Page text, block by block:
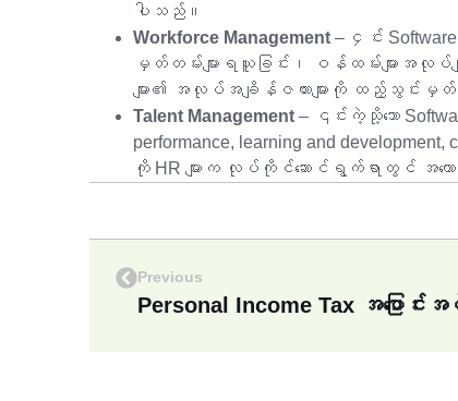
ပါသည်။
Workforce Management – ၄င်း
မှတ်တမ်းများရယူခြင်း၊ ဝန်ထမ်းများအလု
များ၏ အလုပ်အချိန်ဇယားများကို ထည့်သွင်းမှတ်
Talent Management – ၎င်းကဲ့သို့သော
performance, learning and
ကို HR များက လုပ်ကိုင်ဆောင်ရွက်ရာတွင် အထော
Previous